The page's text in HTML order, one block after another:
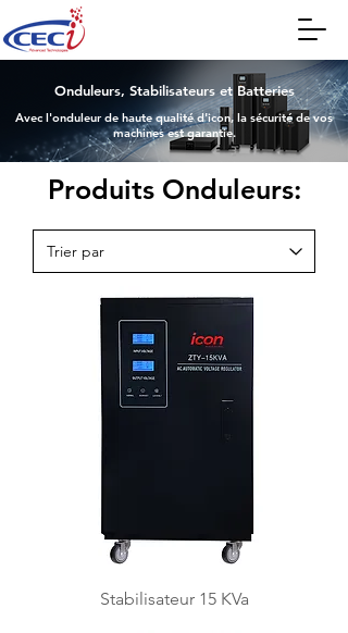
Onduleurs, Stabilisateurs et Batteries
Avec l'onduleur de haute qualité d'icon, la sécurité de vos
machines est garantie.
Produits Onduleurs:
Stabilisateur 15 KVa